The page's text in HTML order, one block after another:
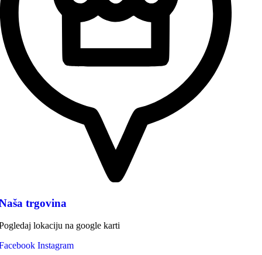
trgovina
lokaciju na google karti
Instagram